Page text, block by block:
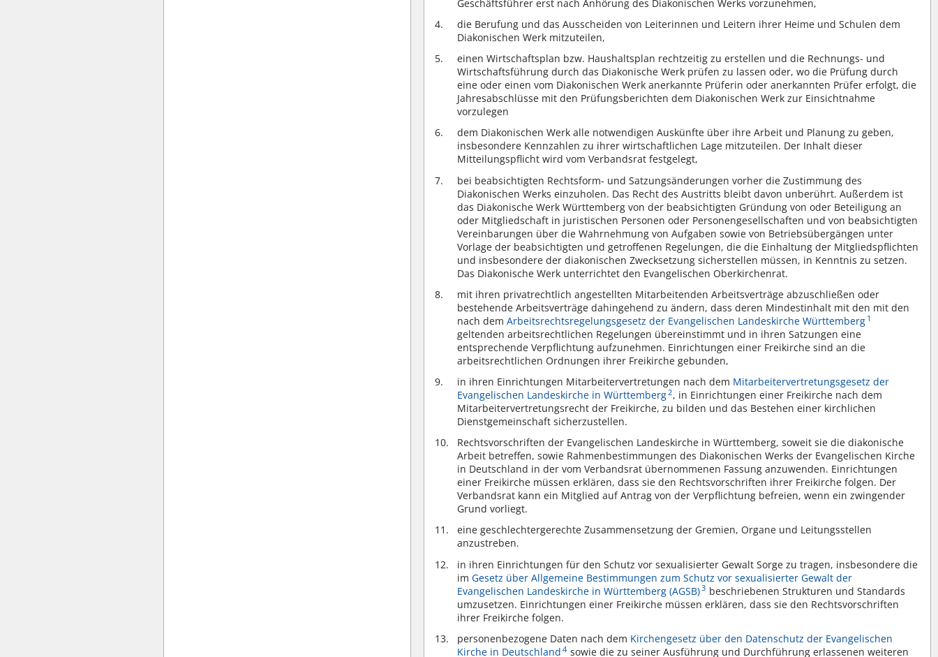
Geschäftsführer erst nach Anhörung des Diakonischen Werks vorzunehmen,
die Berufung und das Ausscheiden von Leiterinnen und Leitern ihrer Heime und Schulen dem
Diakonischen Werk mitzuteilen,
einen Wirtschaftsplan bzw. Haushaltsplan rechtzeitig zu erstellen und die Rechnungs- und
Wirtschaftsführung durch das Diakonische Werk prüfen zu lassen oder, wo die Prüfung durch
eine oder einen vom Diakonischen Werk anerkannte Prüferin oder anerkannten Prüfer erfolgt, die
Jahresabschlüsse mit den Prüfungsberichten dem Diakonischen Werk zur Einsichtnahme
vorzulegen
dem Diakonischen Werk alle notwendigen Auskünfte über ihre Arbeit und Planung zu geben,
insbesondere Kennzahlen zu ihrer wirtschaftlichen Lage mitzuteilen. Der Inhalt dieser
Mitteilungspflicht wird vom Verbandsrat festgelegt,
bei beabsichtigten Rechtsform- und Satzungsänderungen vorher die Zustimmung des
Diakonischen Werks einzuholen. Das Recht des Austritts bleibt davon unberührt. Außerdem ist
das Diakonische Werk Württemberg von der beabsichtigten Gründung von oder Beteiligung an
oder Mitgliedschaft in juristischen Personen oder Personengesellschaften und von beabsichtigten
Vereinbarungen über die Wahrnehmung von Aufgaben sowie von Betriebsübergängen unter
Vorlage der beabsichtigten und getroffenen Regelungen, die die Einhaltung der Mitgliedspflichten
und insbesondere der diakonischen Zwecksetzung sicherstellen müssen, in Kenntnis zu setzen.
Das Diakonische Werk unterrichtet den Evangelischen Oberkirchenrat.
mit ihren privatrechtlich angestellten Mitarbeitenden Arbeitsverträge abzuschließen oder
bestehende Arbeitsverträge dahingehend zu ändern, dass deren Mindestinhalt mit den mit den
nach demArbeitsrechtsregelungsgesetz der Evangelischen Landeskirche Württemberg 1
geltenden arbeitsrechtlichen Regelungen übereinstimmt und in ihren Satzungen eine
entsprechende Verpflichtung aufzunehmen. Einrichtungen einer Freikirche sind an die
arbeitsrechtlichen Ordnungen ihrer Freikirche gebunden,
in ihren Einrichtungen Mitarbeitervertretungen nach dem Mitarbeitervertretungsgesetz der
Evangelischen Landeskirche in Württemberg 2, in Einrichtungen einer Freikirche nach dem
Mitarbeitervertretungsrecht der Freikirche, zu bilden und das Bestehen einer kirchlichen
Dienstgemeinschaft sicherzustellen.
Rechtsvorschriften der Evangelischen Landeskirche in Württemberg, soweit sie die diakonische
Arbeit betreffen, sowie Rahmenbestimmungen des Diakonischen Werks der Evangelischen Kirche
in Deutschland in der vom Verbandsrat übernommenen Fassung anzuwenden. Einrichtungen
einer Freikirche müssen erklären, dass sie den Rechtsvorschriften ihrer Freikirche folgen. Der
Verbandsrat kann ein Mitglied auf Antrag von der Verpflichtung befreien, wenn ein zwingender
Grund vorliegt.
eine geschlechtergerechte Zusammensetzung der Gremien, Organe und Leitungsstellen
anzustreben.
in ihren Einrichtungen für den Schutz vor sexualisierter Gewalt Sorge zu tragen, insbesondere die
imGesetz über Allgemeine Bestimmungen zum Schutz vor sexualisierter Gewalt der
Evangelischen Landeskirche in Württemberg (AGSB)3 beschriebenen Strukturen und Standards
umzusetzen. Einrichtungen einer Freikirche müssen erklären, dass sie den Rechtsvorschriften
ihrer Freikirche folgen.
personenbezogene Daten nach dem Kirchengesetz über den Datenschutz der Evangelischen
Kirche in Deutschland 4 sowie die zu seiner Ausführung und Durchführung erlassenen weiteren